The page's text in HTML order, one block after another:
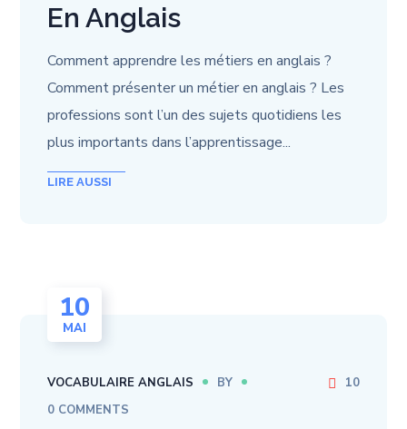
En Anglais
Comment apprendre les métiers en anglais ?
Comment présenter un métier en anglais ? Les
professions sont l’un des sujets quotidiens les
plus importants dans l’apprentissage...
10
MAI
VOCABULAIRE ANGLAIS
BY
0 COMMENTS
10